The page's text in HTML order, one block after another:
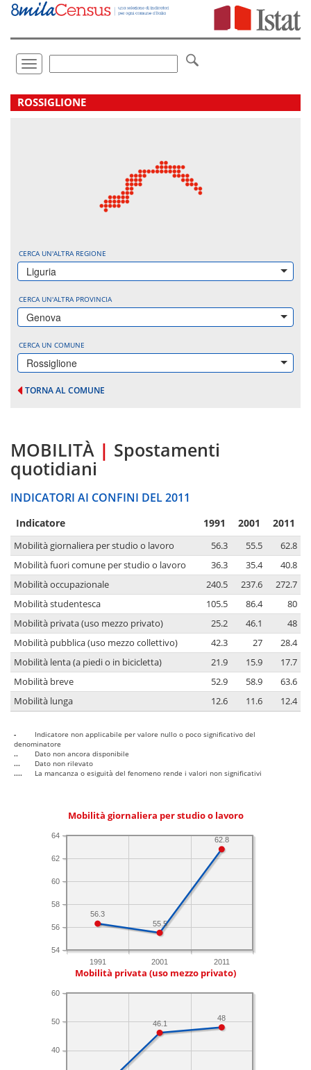
Vai
direttamente
Toggle
navigation
.
ROSSIGLIONE
CERCA UN'ALTRA REGIONE
Liguria
CERCA UN'ALTRA PROVINCIA
Genova
CERCA UN COMUNE
Rossiglione
TORNA AL COMUNE
MOBILITÀ | Spostamenti
quotidiani
INDICATORI AI CONFINI DEL 2011
Indicatore 1991 2001 2011
Mobilità giornaliera per studio o lavoro 56.3 55.5
62.8
Mobilità fuori comune per studio o lavoro
36.3 35.4
40.8
Mobilità occupazionale
240.5 237.6
272.7
Mobilità studentesca
105.5 86.4
80
Mobilità privata (uso mezzo privato)
25.2 46.1
48
Mobilità pubblica (uso mezzo collettivo)
42.3 27
28.4
Mobilità lenta (a piedi o in bicicletta)
21.9 15.9
17.7
Mobilità breve
52.9 58.9
63.6
Mobilità lunga
12.6 11.6 12.4
-
Indicatore non applicabile per valore nullo o poco significativo del
denominatore
..
Dato non ancora disponibile
...
Dato non rilevato
....
La mancanza o esiguità del fenomeno rende i valori non significativi
Mobilità giornaliera per studio o lavoro
1991 2001 2011
54
56
58
60
62
64
62.8
55.5
56.3
Mobilità privata (uso mezzo privato)
40
50
60
48
46.1